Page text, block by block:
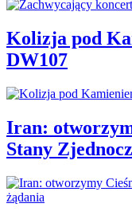
Kolizja pod
DW107
Iran:
Stany